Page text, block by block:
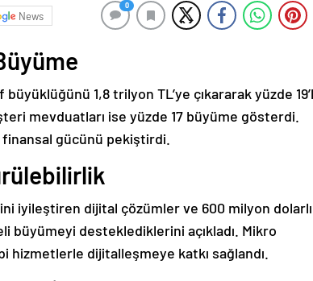
News
0
büyüklüğünü 1,8 trilyon TL’ye çıkararak yüzde
mevduatları ise yüzde 17 büyüme gösterdi.
gücünü pekiştirdi.
iyileştiren dijital çözümler ve 600 milyon
büyümeyi desteklediklerini açıkladı. Mikro
hizmetlerle dijitalleşmeye katkı sağlandı.